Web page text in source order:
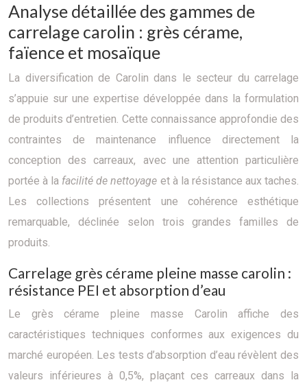
Analyse détaillée des gammes de
carrelage carolin : grès cérame,
faïence et mosaïque
La diversification de Carolin dans le secteur du carrelage
s’appuie sur une expertise développée dans la formulation
de produits d’entretien. Cette connaissance approfondie des
contraintes de maintenance influence directement la
conception des carreaux, avec une attention particulière
portée à la facilité de nettoyage et à la résistance aux taches.
Les collections présentent une cohérence esthétique
remarquable, déclinée selon trois grandes familles de
produits.
Carrelage grès cérame pleine masse carolin :
résistance PEI et absorption d’eau
Le grès cérame pleine masse Carolin affiche des
caractéristiques techniques conformes aux exigences du
marché européen. Les tests d’absorption d’eau révèlent des
valeurs inférieures à 0,5%, plaçant ces carreaux dans la